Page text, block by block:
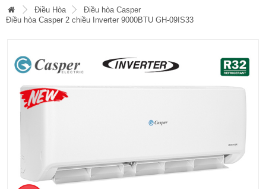
Điều Hòa
Điều hòa Casper
Điều hòa Casper 2 chiều Inverter 9000BTU GH-09IS33